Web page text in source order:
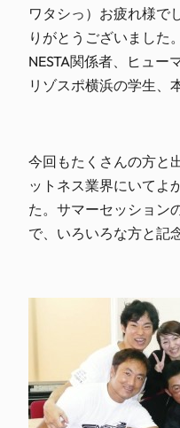
ワタシっ）お疲れ様で
りがとうございました
NESTA関係者、ヒュー
リゾスポ横浜の学生、
今回もたくさんの方と
ットネス業界にいてよ
た。サマーセッション
で、いろいろな方と記